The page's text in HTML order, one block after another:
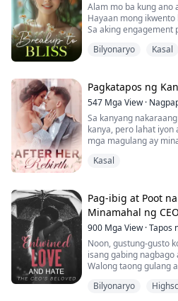
Alam mo ba kung ano
Hayaan mong ikwento
Sa aking engagement
apoy. Pero hindi niya
Bilyonaryo Kasal
Pagkatapos ng
547 Mga View·
Sa kanyang
kanya, pero lahat iyon
mga magulang ay
pekeng
kanyang kasintahan ay
Kasal
Pag-ibig at Poot
Minamahal ng CEO
900 Mga View·Tapos
Noon, gustung-gusto
isang gabing
Walong taong gulang
ng marami—kabilang
Bilyonaryo